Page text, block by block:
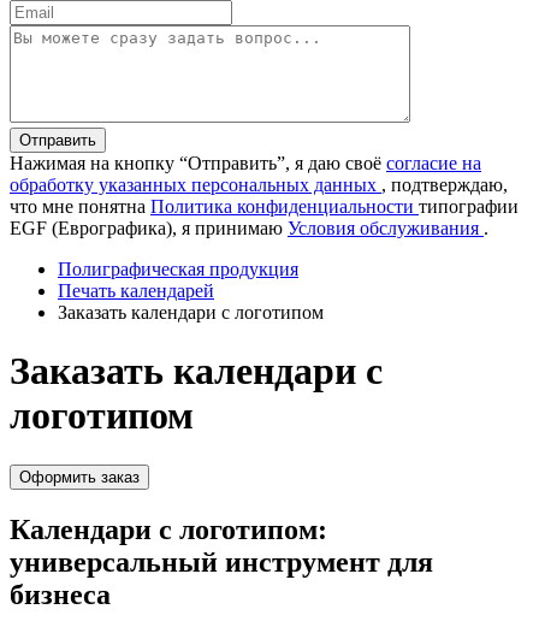
Отправить
Нажимая на кнопку “Отправить”, я даю своё согласие на
обработку указанных персональных данных , подтверждаю,
что мне понятна Политика конфиденциальности типографии
EGF (Еврографика), я принимаю Условия обслуживания .
Полиграфическая продукция
Печать календарей
Заказать календари с логотипом
Заказать календари с
логотипом
Оформить заказ
Календари с логотипом:
универсальный инструмент для
бизнеса